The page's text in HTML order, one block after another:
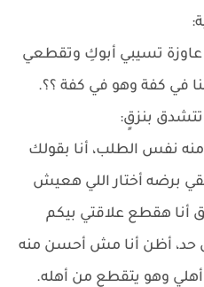
عاوزة تسيبي أبوكِ وتقطعي
في كفة وهو في كفة ؟؟.
بنزقٍ:
نفس الطلب، أنا بقولك
برضه أختار اللي هعيش
أنا هقطع علاقتي بيكم
أظن أنا مش أحسن منه
وهو يتقطع من أهله.